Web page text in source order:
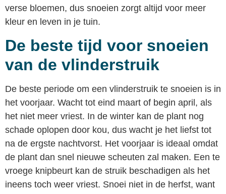
verse bloemen, dus snoeien zorgt altijd voor meer
kleur en leven in je tuin.
De beste tijd voor snoeien
van de vlinderstruik
De beste periode om een vlinderstruik te snoeien is in
het voorjaar. Wacht tot eind maart of begin april, als
het niet meer vriest. In de winter kan de plant nog
schade oplopen door kou, dus wacht je het liefst tot
na de ergste nachtvorst. Het voorjaar is ideaal omdat
de plant dan snel nieuwe scheuten zal maken. Een te
vroege knipbeurt kan de struik beschadigen als het
ineens toch weer vriest. Snoei niet in de herfst, want